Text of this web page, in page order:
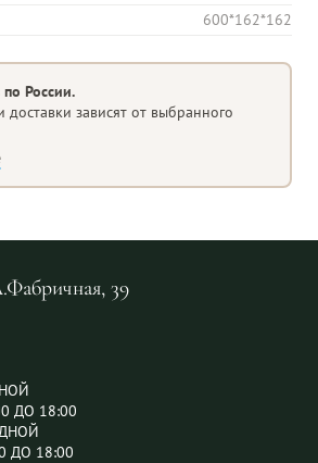
600*162*162
России.
доставки зависят от выбранного
39
ДО 18:00
ДО 18:00